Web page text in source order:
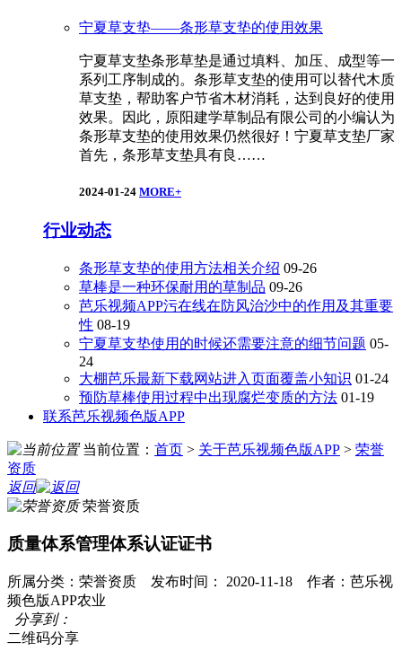
宁夏草支垫——条形草支垫的使用效果
宁夏草支垫条形草垫是通过填料、加压、成型等一
系列工序制成的。条形草支垫的使用可以替代木质
草支垫，帮助客户节省木材消耗，达到良好的使用
效果。因此，原阳建学草制品有限公司的小编认为
条形草支垫的使用效果仍然很好！宁夏草支垫厂家
首先，条形草支垫具有良……
2024-01-24 MORE+
行业动态
条形草支垫的使用方法相关介绍 09-26
草棒是一种环保耐用的草制品 09-26
芭乐视频APP污在线在防风治沙中的作用及其重要
性 08-19
宁夏草支垫使用的时候还需要注意的细节问题 05-
24
大棚芭乐最新下载网站进入页面覆盖小知识 01-24
预防草棒使用过程中出现腐烂变质的方法 01-19
联系芭乐视频色版APP
当前位置： 首页 > 关于芭乐视频色版APP > 荣誉
资质
返回
荣誉资质
质量体系管理体系认证证书
所属分类：荣誉资质 发布时间： 2020-11-18 作者：芭乐视
频色版APP农业
分享到：
二维码分享